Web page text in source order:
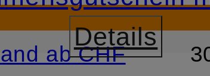
ZUM
Details
ab CHF